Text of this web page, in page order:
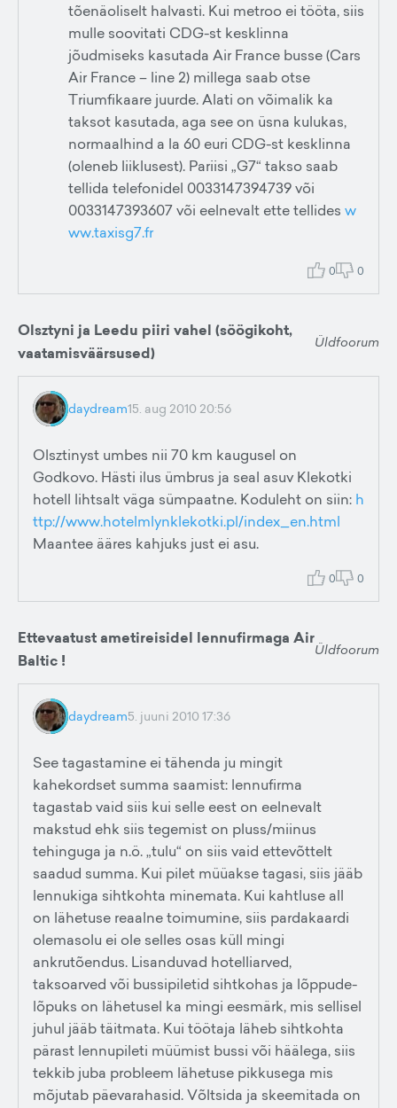
tõenäoliselt halvasti. Kui metroo ei tööta, siis
mulle soovitati CDG-st kesklinna
jõudmiseks kasutada Air France busse (Cars
Air France – line 2) millega saab otse
Triumfikaare juurde. Alati on võimalik ka
taksot kasutada, aga see on üsna kulukas,
normaalhind a la 60 euri CDG-st kesklinna
(oleneb liiklusest). Pariisi „G7“ takso saab
tellida telefonidel 0033147394739 või
0033147393607 või eelnevalt ette tellides w
ww.taxisg7.fr
0 0
Olsztyni ja Leedu piiri vahel (söögikoht,
vaatamisväärsused)
Üldfoorum
daydream15. aug 2010 20:56
Olsztinyst umbes nii 70 km kaugusel on
Godkovo. Hästi ilus ümbrus ja seal asuv Klekotki
hotell lihtsalt väga sümpaatne. Koduleht on siin: h
ttp://www.hotelmlynklekotki.pl/index_en.html
Maantee ääres kahjuks just ei asu.
0 0
Ettevaatust ametireisidel lennufirmaga Air
Baltic !
Üldfoorum
daydream5. juuni 2010 17:36
See tagastamine ei tähenda ju mingit
kahekordset summa saamist: lennufirma
tagastab vaid siis kui selle eest on eelnevalt
makstud ehk siis tegemist on pluss/miinus
tehinguga ja n.ö. „tulu“ on siis vaid ettevõttelt
saadud summa. Kui pilet müüakse tagasi, siis jääb
lennukiga sihtkohta minemata. Kui kahtluse all
on lähetuse reaalne toimumine, siis pardakaardi
olemasolu ei ole selles osas küll mingi
ankrutõendus. Lisanduvad hotelliarved,
taksoarved või bussipiletid sihtkohas ja lõppude-
lõpuks on lähetusel ka mingi eesmärk, mis sellisel
juhul jääb täitmata. Kui töötaja läheb sihtkohta
pärast lennupileti müümist bussi või häälega, siis
tekkib juba probleem lähetuse pikkusega mis
mõjutab päevarahasid. Võltsida ja skeemitada on